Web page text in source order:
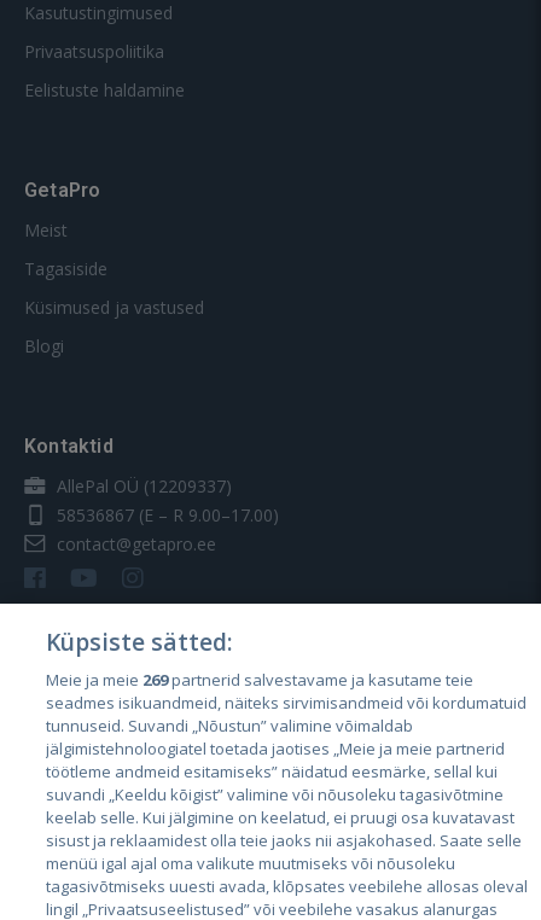
Kasutustingimused
Privaatsuspoliitika
Eelistuste haldamine
GetaPro
Meist
Tagasiside
Küsimused ja vastused
Blogi
Kontaktid
AllePal OÜ (12209337)
58536867 (E – R 9.00–17.00)
contact@getapro.ee
Riigid
Eesti
Läti
Leedu
Küpsiste sätted:
Meie ja meie 269partnerid salvestavame ja kasutame teie
seadmes isikuandmeid, näiteks sirvimisandmeid või kordumatuid
tunnuseid. Suvandi „Nõustun” valimine võimaldab
jälgimistehnoloogiatel toetada jaotises „Meie ja meie partnerid
töötleme andmeid esitamiseks” näidatud eesmärke, sellal kui
suvandi „Keeldu kõigist” valimine või nõusoleku tagasivõtmine
keelab selle. Kui jälgimine on keelatud, ei pruugi osa kuvatavast
sisust ja reklaamidest olla teie jaoks nii asjakohased. Saate selle
menüü igal ajal oma valikute muutmiseks või nõusoleku
tagasivõtmiseks uuesti avada, klõpsates veebilehe allosas oleval
lingil „Privaatsuseelistused” või veebilehe vasakus alanurgas